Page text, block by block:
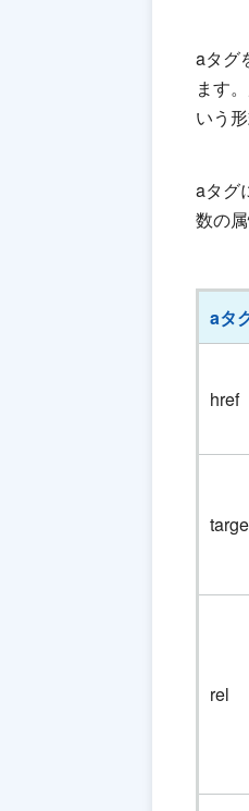
aタグ
ます
いう
aタグ
数の
aタ
href
rel